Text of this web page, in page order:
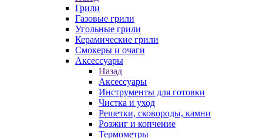
Грили
Газовые грили
Угольные грили
Керамические грили
Смокеры и очаги
Аксессуары
Назад
Аксессуары
Инструменты для готовки
Чистка и уход
Решетки, сковороды, камни
Розжиг и копчение
Термометры